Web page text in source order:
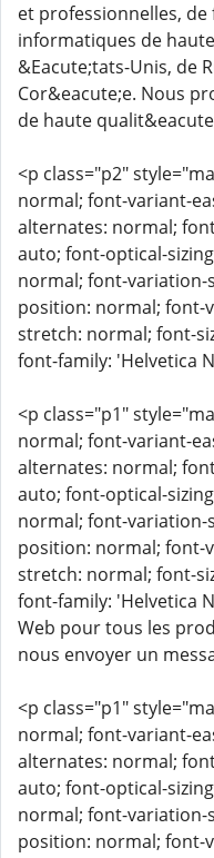
et professionnelles,
informatiques de
&Eacute;tats-Unis, de
Cor&eacute;e. Nous
de haute
<p class="p2"
normal; font-variant-
alternates: normal;
auto; font-optical-
normal; font-
position: normal; font-
stretch: normal; font-
font-family: 'Helvetica
<p class="p1"
normal; font-variant-
alternates: normal;
auto; font-optical-
normal; font-
position: normal; font-
stretch: normal; font-
font-family: 'Helvetica
Web pour tous les
nous envoyer un
<p class="p1"
normal; font-variant-
alternates: normal;
auto; font-optical-
normal; font-
position: normal; font-